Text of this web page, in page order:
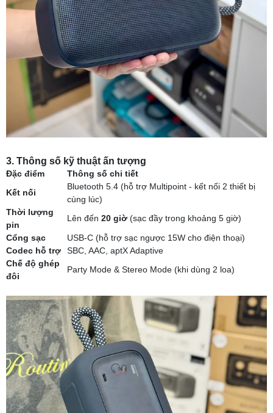
3. Thông số kỹ thuật ấn tượng
Đặc điểm
Thông số chi tiết
Kết nối
Bluetooth 5.4 (hỗ trợ Multipoint - kết nối 2 thiết bị
cùng lúc)
Thời lượng
pin
Lên đến 20 giờ (sạc đầy trong khoảng 5 giờ)
Cổng sạc
USB-C (hỗ trợ sạc ngược 15W cho điện thoại)
Codec hỗ trợ
SBC, AAC, aptX Adaptive
Chế độ ghép
đôi
Party Mode & Stereo Mode (khi dùng 2 loa)